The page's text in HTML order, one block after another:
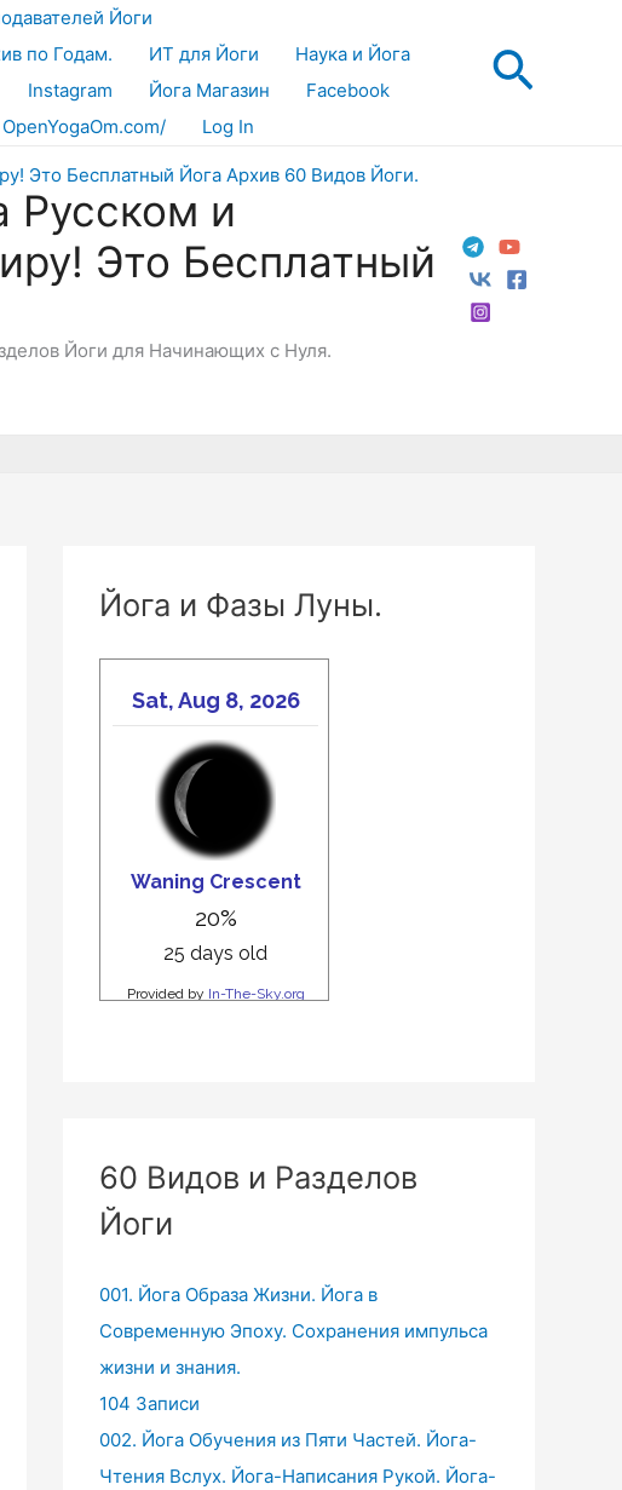
Йоги
по Годам. ИТ для Йоги
Наука и Йога
Instagram Йога Магазин
Facebook
OpenYogaOm.com/ Log In
Русском и
Это Бесплатный
Йоги для Начинающих с Нуля.
Йога и Фазы Луны.
60 Видов и Разделов
Йоги
001. Йога Образа Жизни. Йога в
Современную Эпоху. Сохранения импульса
жизни и знания.
104 Записи
002. Йога Обучения из Пяти Частей. Йога-
Чтения Вслух. Йога-Написания Рукой. Йога-